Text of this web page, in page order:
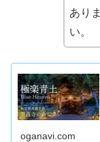
あり
い。
oganavi.com